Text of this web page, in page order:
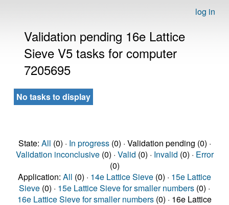
log in
Validation pending 16e Lattice
Sieve V5 tasks for computer
7205695
No tasks to display
State: All (0) · In progress(0) · Validation pending (0) ·
Validation inconclusive(0) · Valid (0) · Invalid (0) · Error
(0)
Application: All (0) · 14e Lattice Sieve (0) · 15e Lattice
Sieve (0) · 15e Lattice Sieve for smaller numbers (0) ·
16e Lattice Sieve for smaller numbers (0) · 16e Lattice